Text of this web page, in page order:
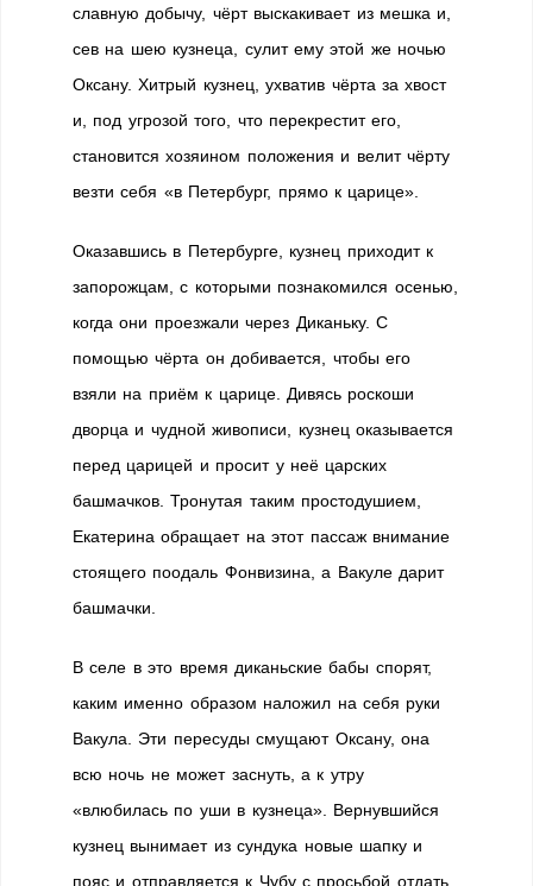
славную добычу, чёрт выскакивает из мешка и,
сев на шею кузнеца, сулит ему этой же ночью
Оксану. Хитрый кузнец, ухватив чёрта за хвост
и, под угрозой того, что перекрестит его,
становится хозяином положения и велит чёрту
везти себя «в Петербург, прямо к царице».
Оказавшись в Петербурге, кузнец приходит к
запорожцам, с которыми познакомился осенью,
когда они проезжали через Диканьку. С
помощью чёрта он добивается, чтобы его
взяли на приём к царице. Дивясь роскоши
дворца и чудной живописи, кузнец оказывается
перед царицей и просит у неё царских
башмачков. Тронутая таким простодушием,
Екатерина обращает на этот пассаж внимание
стоящего поодаль Фонвизина, а Вакуле дарит
башмачки.
В селе в это время диканьские бабы спорят,
каким именно образом наложил на себя руки
Вакула. Эти пересуды смущают Оксану, она
всю ночь не может заснуть, а к утру
«влюбилась по уши в кузнеца». Вернувшийся
кузнец вынимает из сундука новые шапку и
пояс и отправляется к Чубу с просьбой отдать